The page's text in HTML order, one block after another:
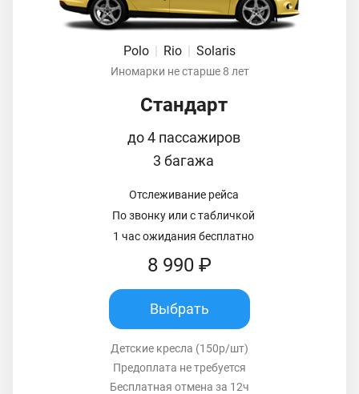
Polo | Rio | Solaris
Иномарки не старше 8 лет
Стандарт
до 4 пассажиров
3 багажа
Отслеживание рейса
По звонку или с табличкой
1 час ожидания бесплатно
8 990 ₽
Выбрать
Детские кресла (150р/шт)
Предоплата не требуется
Бесплатная отмена за 12ч